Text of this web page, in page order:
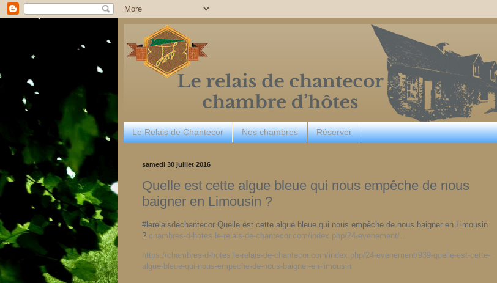
Le Relais de Chantecor Nos chambres Réserver
samedi 30 juillet 2016
Quelle est cette algue bleue qui nous empêche de nous
baigner en Limousin ?
#lerelaisdechantecor Quelle est cette algue bleue qui nous empêche de nous baigner en Limousin
? chambres-d-hotes.le-relais-de-chantecor.com/index.php/24-evenement/…
https://chambres-d-hotes.le-relais-de-chantecor.com/index.php/24-evenement/939-quelle-est-cette-
algue-bleue-qui-nous-empeche-de-nous-baigner-en-limousin